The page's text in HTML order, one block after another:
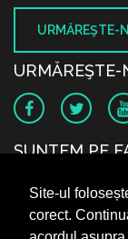
Site-ul
corect.
URMĂREŞTE-
URMĂREŞTE-
SUNTEM PE